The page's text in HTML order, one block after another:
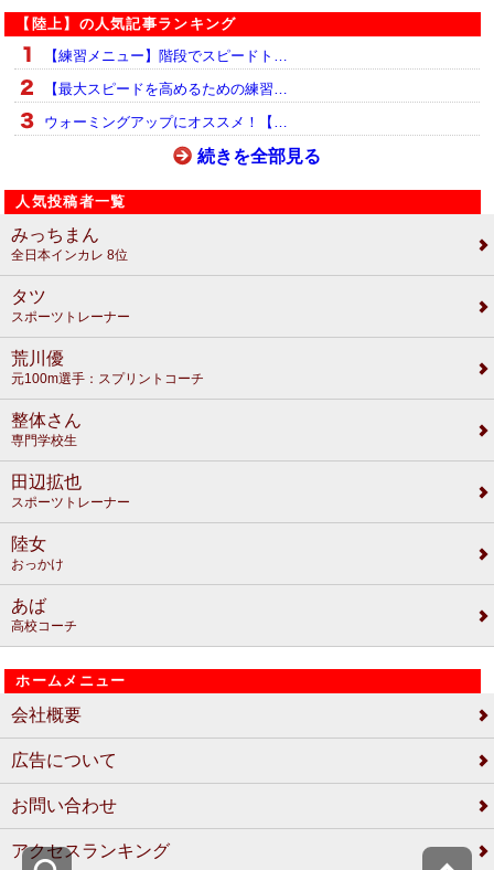
【陸上】の人気記事ランキング
【練習メニュー】階段でスピードト…
【最大スピードを高めるための練習…
ウォーミングアップにオススメ！【…
続きを全部見る
人気投稿者一覧
みっちまん
全日本インカレ 8位
タツ
スポーツトレーナー
荒川優
元100m選手：スプリントコーチ
整体さん
専門学校生
田辺拡也
スポーツトレーナー
陸女
おっかけ
あば
高校コーチ
ホームメニュー
会社概要
広告について
お問い合わせ
アクセスランキング